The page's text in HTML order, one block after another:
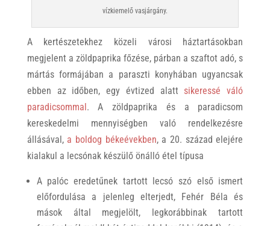
vízkiemelő vasjárgány.
A kertészetekhez közeli városi háztartásokban
megjelent a zöldpaprika főzése, párban a szaftot adó, s
mártás formájában a paraszti konyhában ugyancsak
ebben az időben, egy évtized alatt sikeressé váló
paradicsommal . A zöldpaprika és a paradicsom
kereskedelmi mennyiségben való rendelkezésre
állásával, a boldog békeévekben, a 20. század elejére
kialakul a lecsónak készülő önálló étel típusa
A palóc eredetűnek tartott lecsó szó első ismert
előfordulása a jelenleg elterjedt, Fehér Béla és
mások által megjelölt, legkorábbinak tartott